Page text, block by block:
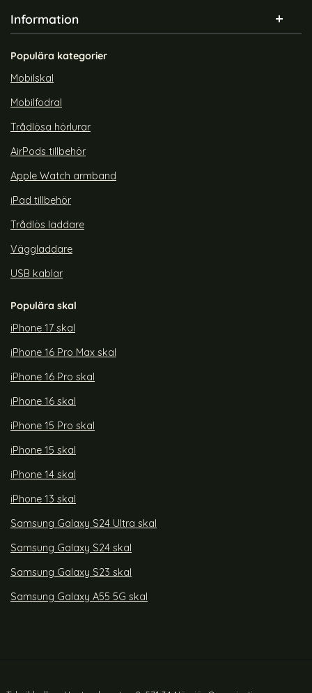
Information
Populära kategorier
Mobilskal
Mobilfodral
Trådlösa hörlurar
AirPods tillbehör
Apple Watch armband
iPad tillbehör
Trådlös laddare
Väggladdare
USB kablar
Populära skal
iPhone 17 skal
iPhone 16 Pro Max skal
iPhone 16 Pro skal
iPhone 16 skal
iPhone 15 Pro skal
iPhone 15 skal
iPhone 14 skal
iPhone 13 skal
Samsung Galaxy S24 Ultra skal
Samsung Galaxy S24 skal
Samsung Galaxy S23 skal
Samsung Galaxy A55 5G skal